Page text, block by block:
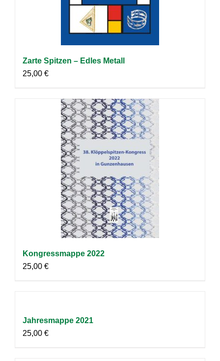
Zarte Spitzen – Edles Metall
25,00 €
Kongressmappe 2022
25,00 €
Jahresmappe 2021
25,00 €